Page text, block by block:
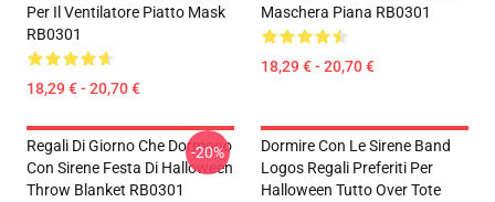
Per Il Ventilatore Piatto Mask
RB0301
18,29 € - 20,70 €
Maschera Piana RB0301
18,29 € - 20,70 €
Regali Di Giorno Che Dormono
Con Sirene Festa Di Halloween
Throw Blanket RB0301
-20%
Dormire Con Le Sirene Band
Logos Regali Preferiti Per
Halloween Tutto Over Tote